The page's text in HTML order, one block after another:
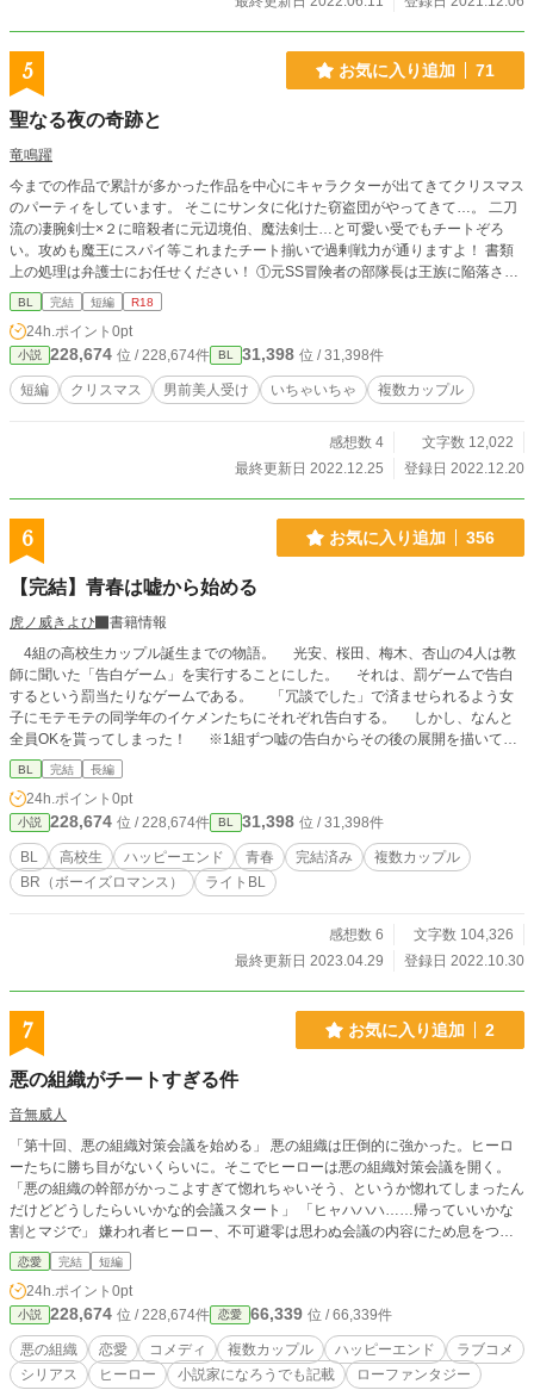
です。 書けた分だけ投稿していく形になりそうです。 ※いず
れ、この話とクロスオーバーする予定のキャラ文芸の「令和
モラトリアム★ボーイ」は、ひとまず完結して、続編を連載
主人公の片方の男の子が、祐奈の知り合いです） ※感想欄
5 お気に入り追加 71
聖なる夜の奇跡と
竜鳴躍
今までの作品で累計が多かった作品を中心にキャラクターが出てきてクリスマス
のパーティをしています。 そこにサンタに化けた窃盗団がやってきて…。 二刀
流の凄腕剣士×２に暗殺者に元辺境伯、魔法剣士…と可愛い受でもチートぞろ
い。攻めも魔王にスパイ等これまたチート揃いで過剰戦力が通りますよ！ 書類
上の処理は弁護士にお任せください！ ①元SS冒険者の部隊長は王族に陥落され
る から、クリス＆アイス、アヴニール＆キャッツアイ ②暗殺者は王子に溺愛
される からサン＆ケヴィン、シュヴァリエ＆ゼロ ➂美貌のオメガは正体を隠
す から蜜瑠と拓海 ④義理の家族に虐げられている伯爵令息ですが、気にして
ないので平気です。王子にも興味はありません。 からシン＆ロイ ⑤生まれて
すぐ劣等種と追放された俺が他国の王子の番として溺愛されて幸せになるまで
からレノ＆レオ が登場します。
BL 完結 短編 R18
24h.ポイント 0pt
小説 228,674 位 / 228,674件 BL 31,398 位 / 31,398件
短編 クリスマス 男前美人受け いちゃいちゃ 複数カップル
感想数 4
文字数 12,022
最終更新日 2022.12.25
登録日 2022.12.20
6 お気に入り追加 356
【完結】青春は嘘から始める
虎ノ威きよひ
書籍情報
4組の高校生カップル誕生までの物語。 光安、桜田、梅木、杏山の4人は教
師に聞いた「告白ゲーム」を実行することにした。 それは、罰ゲームで告白
するという罰当たりなゲームである。 「冗談でした」で済ませられるよう女
子にモテモテの同学年のイケメンたちにそれぞれ告白する。 しかし、なんと
全員OKを貰ってしまった！ ※1組ずつ嘘の告白からその後の展開を描いてい
きます。 ※3組完結、4組目公開中。 ※1組2万字程度の予定。 ※本当に一言二
言ですが、どんなキャラクター同士が組み合わさるのかを知りたい方は「登場人
物」を確認してください。
BL 完結 長編
24h.ポイント 0pt
小説 228,674 位 / 228,674件 BL 31,398 位 / 31,398件
BL 高校生 ハッピーエンド 青春 完結済み
複数カップル
BR（ボーイズロマンス）
ライトBL
感想数 6
文字数 104,326
最終更新日 2023.04.29
登録日 2022.10.30
7 お気に入り追加 2
悪の組織がチートすぎる件
音無威人
「第十回、悪の組織対策会議を始める」 悪の組織は圧倒的に強かった。ヒーロ
ーたちに勝ち目がないくらいに。そこでヒーローは悪の組織対策会議を開く。
「悪の組織の幹部がかっこよすぎて惚れちゃいそう、というか惚れてしまったん
だけどどうしたらいいかな的会議スタート」 「ヒャハハハ……帰っていいかな
割とマジで」 嫌われ者ヒーロー、不可避零は思わぬ会議の内容にため息をつい
た。 チートすぎる悪の組織と個性豊かなヒーローたちの物語。 ※全編会話だけ
で構成されています。 ※小説家になろう、ノベルアッププラスにも掲載してい
ます
恋愛 完結 短編
24h.ポイント 0pt
小説 228,674 位 / 228,674件 恋愛 66,339 位 / 66,339件
悪の組織 恋愛 コメディ 複数カップル ハッピーエンド
ラブコメ
シリアス
ヒーロー 小説家になろうでも記載 ローファンタジー